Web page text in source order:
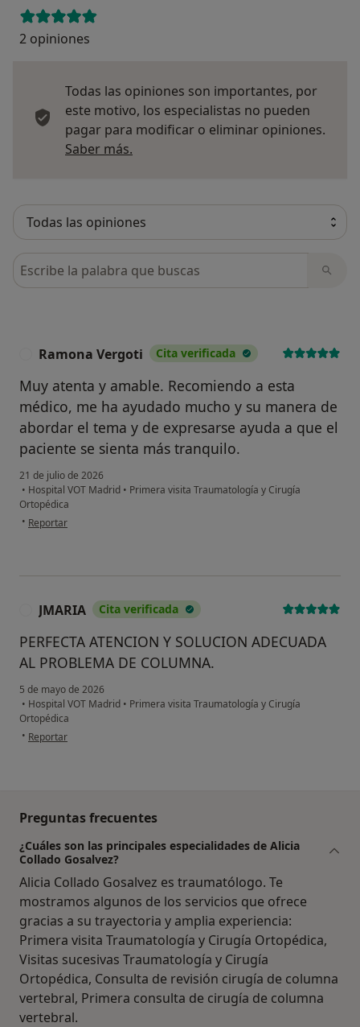
2 opiniones
Todas las opiniones son importantes, por
este motivo, los especialistas no pueden
pagar para modificar o eliminar opiniones.
Saber más.
Busca en opiniones
Ramona Vergoti Cita verificada
Muy atenta y amable. Recomiendo a esta
médico, me ha ayudado mucho y su manera de
abordar el tema y de expresarse ayuda a que el
paciente se sienta más tranquilo.
21 de julio de 2026
• Hospital VOT Madrid • Primera visita Traumatología y Cirugía
Ortopédica
• en opinión del usuario Ramona Vergoti
Reportar
JMARIA Cita verificada
PERFECTA ATENCION Y SOLUCION ADECUADA
AL PROBLEMA DE COLUMNA.
5 de mayo de 2026
• Hospital VOT Madrid • Primera visita Traumatología y Cirugía
Ortopédica
• en opinión del usuario JMARIA
Reportar
Preguntas frecuentes
¿Cuáles son las principales especialidades de Alicia
Collado Gosalvez?
Alicia Collado Gosalvez es traumatólogo. Te
mostramos algunos de los servicios que ofrece
gracias a su trayectoria y amplia experiencia:
Primera visita Traumatología y Cirugía Ortopédica,
Visitas sucesivas Traumatología y Cirugía
Ortopédica, Consulta de revisión cirugía de columna
vertebral, Primera consulta de cirugía de columna
vertebral.